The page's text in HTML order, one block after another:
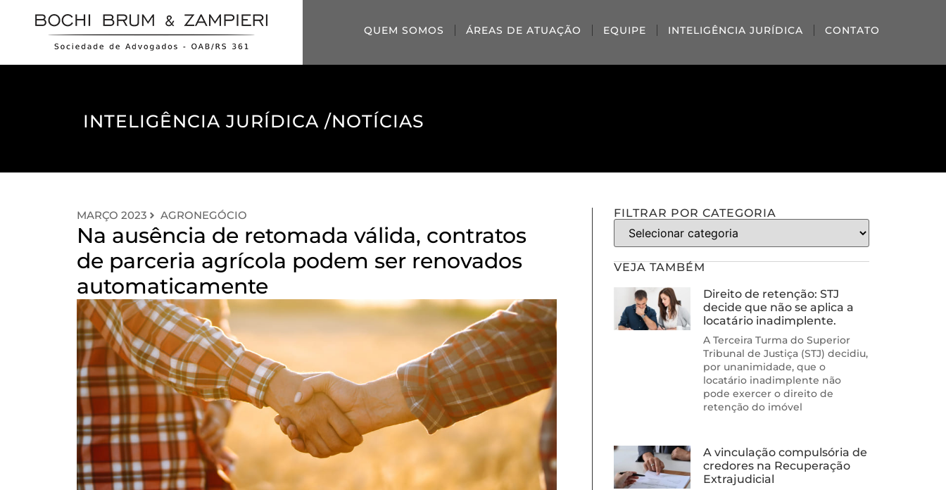
QUEM SOMOS ÁREAS DE ATUAÇÃO EQUIPE INTELIGÊNCIA JURÍDICA CONTATO
INTELIGÊNCIA JURÍDICA /NOTÍCIAS
MARÇO 2023 AGRONEGÓCIO
Na ausência de retomada válida, contratos
de parceria agrícola podem ser renovados
automaticamente
FILTRAR POR CATEGORIA
VEJA TAMBÉM
Direito de retenção: STJ
decide que não se aplica a
locatário inadimplente.
A Terceira Turma do Superior
Tribunal de Justiça (STJ) decidiu,
por unanimidade, que o
locatário inadimplente não
pode exercer o direito de
retenção do imóvel
A vinculação compulsória de
credores na Recuperação
Extrajudicial